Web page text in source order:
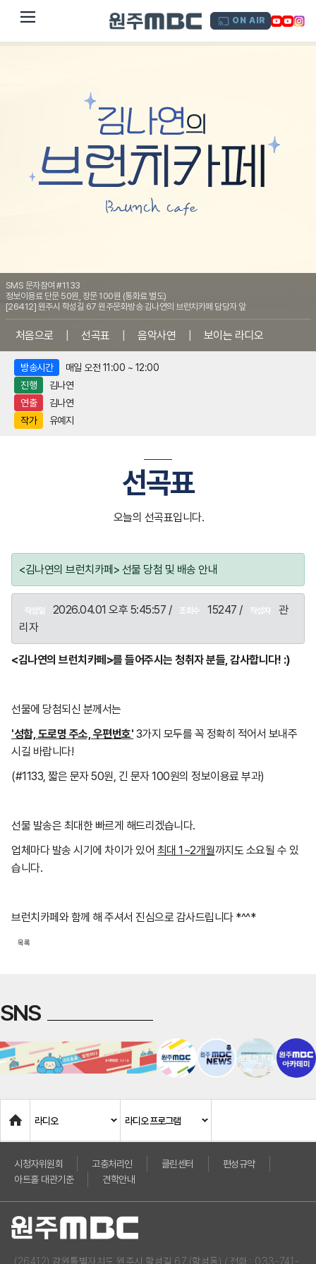
dehaze ON AIR
SMS 문자참여 #1133
정보이용료 단문 50원, 장문 100원 (통화료 별도)
[26412] 원주시 학성길 67 원주문화방송 김나연의 브런치카페 담당자 앞
처음으로 선곡표 음악사연 보이는 라디오
방송시간
매일 오전 11:00 ~ 12:00
진행
김나연
연출
김나연
작가
유예지
선곡표
오늘의 선곡표입니다.
<김나연의 브런치카페> 선물 당첨 및 배송 안내
작성일 2026.04.01 오후 5:45:57 / 조회수 15247 / 작성자
관
리자
<김나연의 브런치카페>를 들어주시는 청취자 분들, 감사합니다! :)
선물에 당첨되신 분께서는
'성함, 도로명 주소, 우편번호' 3가지 모두를 꼭 정확히 적어서 보내주
시길 바랍니다!
(#1133, 짧은 문자 50원, 긴 문자 100원의 정보이용료 부과)
선물 발송은 최대한 빠르게 해드리겠습니다.
업체마다 발송 시기에 차이가 있어 최대 1~2개월까지도 소요될 수 있
습니다.
브런치카페와 함께 해 주셔서 진심으로 감사드립니다 *^^*
목록
SNS
Home
라디오 라디오 프로그램
시청자위원회 고충처리인 클린센터
편성규약
아트홀 대관기준
견학안내
(26412) 강원특별자치도 원주시 학성길 67 (학성동) / 전화 : 033-741-